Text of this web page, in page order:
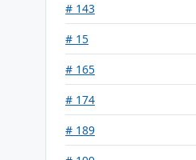
# 143
# 15
# 165
# 174
# 189